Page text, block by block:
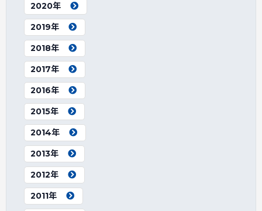
2020年
2019年
2018年
2017年
2016年
2015年
2014年
2013年
2012年
2011年